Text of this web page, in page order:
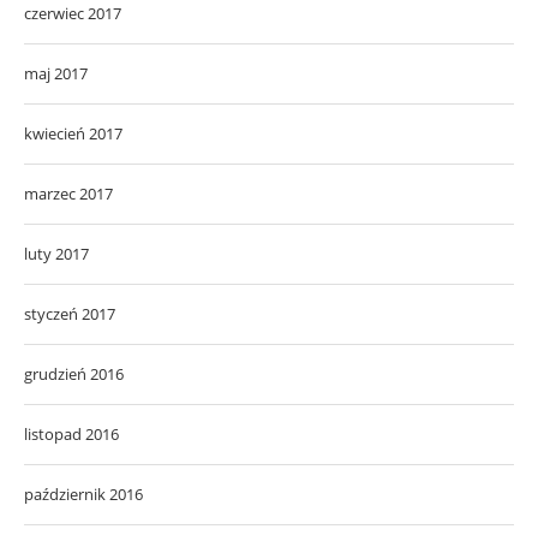
czerwiec 2017
maj 2017
kwiecień 2017
marzec 2017
luty 2017
styczeń 2017
grudzień 2016
listopad 2016
październik 2016